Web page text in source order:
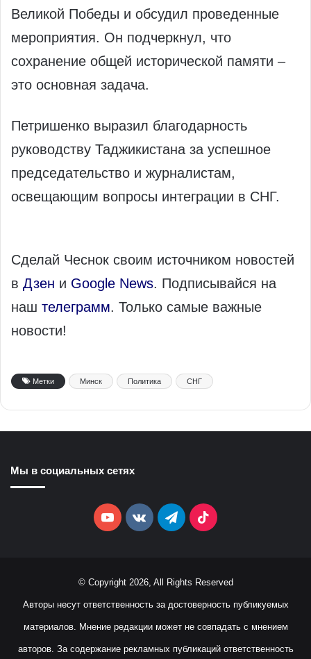
Великой Победы и обсудил проведенные
мероприятия. Он подчеркнул, что
сохранение общей исторической памяти –
это основная задача.
Петришенко выразил благодарность
руководству Таджикистана за успешное
председательство и журналистам,
освещающим вопросы интеграции в СНГ.
Сделай Чеснок своим источником новостей
в Дзен и Google News. Подписывайся на
наш телеграмм. Только самые важные
новости!
Метки Минск Политика СНГ
Мы в социальных сетях
YouTubevk.comTelegramTikTok
© Copyright 2026, All Rights Reserved
Авторы несут ответственность за достоверность публикуемых
материалов. Мнение редакции может не совпадать с мнением
авторов. За содержание рекламных публикаций ответственность